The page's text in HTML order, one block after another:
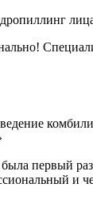
первый
и